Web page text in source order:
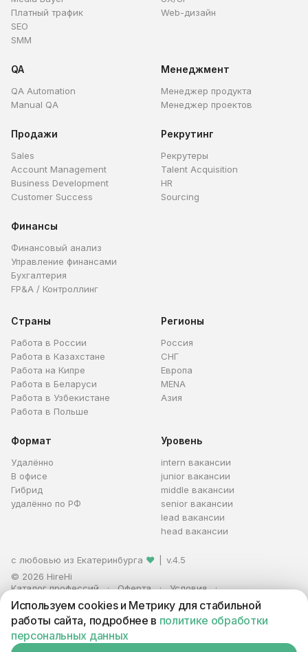
Платный трафик
SEO
SMM
Web-дизайн
QA
QA Automation
Manual QA
Менеджмент
Менеджер продукта
Менеджер проектов
Продажи
Sales
Account Management
Business Development
Customer Success
Рекрутинг
Рекрутеры
Talent Acquisition
HR
Sourcing
Финансы
Финансовый анализ
Управление финансами
Бухгалтерия
FP&A / Контроллинг
Страны
Работа в России
Работа в Казахстане
Работа на Кипре
Работа в Беларуси
Работа в Узбекистане
Работа в Польше
Регионы
Россия
СНГ
Европа
MENA
Азия
Формат
Удалённо
В офисе
Гибрид
удалённо по РФ
Уровень
intern вакансии
junior вакансии
middle вакансии
senior вакансии
lead вакансии
head вакансии
с любовью из Екатеринбурга ❤
v.4.5
© 2026 HireHi
Каталог профессий
Оферта
Условия
Персональные данные
Реклама
ИП Захаров Антон Алексеевич · ИНН 663005711880 · ОГРНИП
321665800059102
Используем cookies и Метрику для стабильной
работы сайта, подробнее в политике обработки
персональных данных